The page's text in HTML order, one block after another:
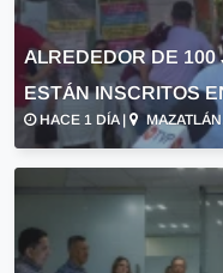
ALREDEDOR DE 100
ESTÁN INSCRITOS
HACE 1 DÍA |